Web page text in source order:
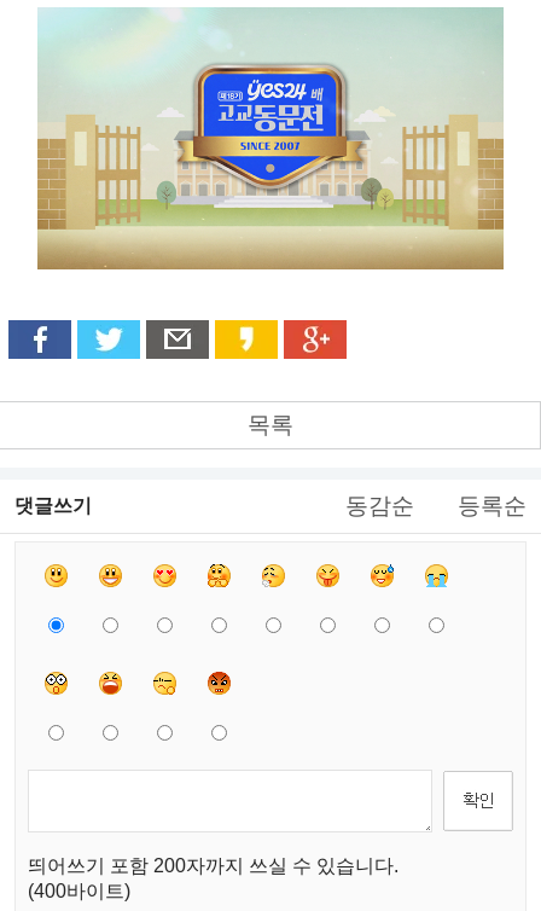
목록
댓글쓰기 동감순 등록순
띄어쓰기 포함 200자까지 쓰실 수 있습니다.
(400바이트)